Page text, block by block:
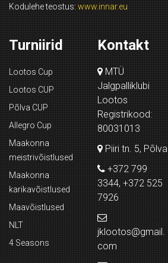
Kodulehe teostus: www.innar.eu
Turniirid
Lootos Cup
Lootos CUP
Põlva CUP
Allegro Cup
Maakonna
meistrivõistlused
Maakonna
karikavõistlused
Maavõistlused
NLT
4 Seasons
Kontakt
MTÜ
Jalgpalliklubi
Lootos
Registrikood:
80031013
Piiri tn. 5, Põlva
+372 799
3344, +372 525
7926
jklootos@gmail.
com